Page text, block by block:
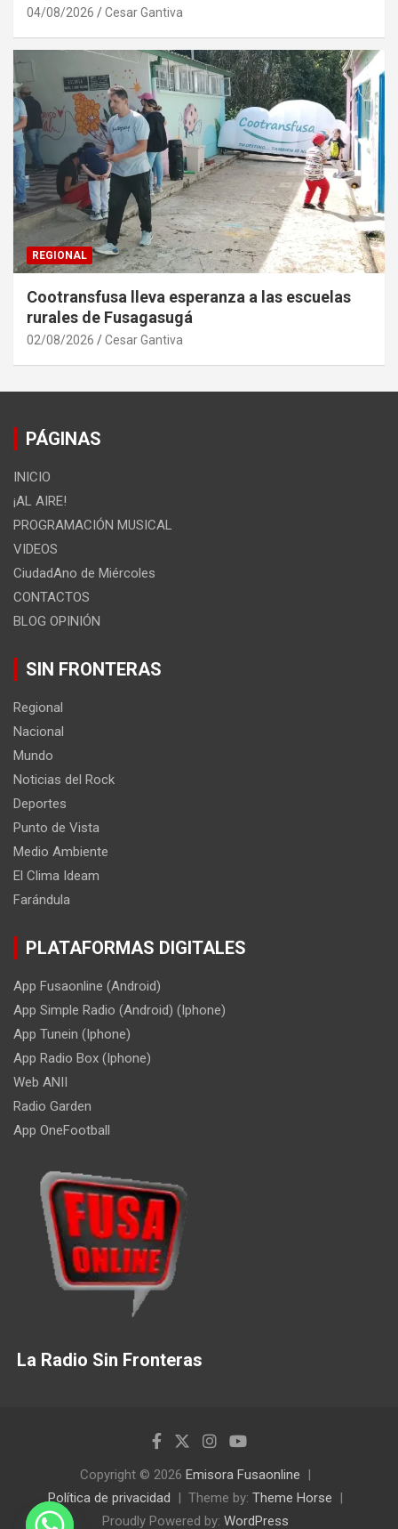
04/08/2026 Cesar Gantiva
REGIONAL
Cootransfusa lleva esperanza a las escuelas
rurales de Fusagasugá
02/08/2026 Cesar Gantiva
PÁGINAS
INICIO
¡AL AIRE!
PROGRAMACIÓN MUSICAL
VIDEOS
CiudadAno de Miércoles
CONTACTOS
BLOG OPINIÓN
SIN FRONTERAS
Regional
Nacional
Mundo
Noticias del Rock
Deportes
Punto de Vista
Medio Ambiente
El Clima Ideam
Farándula
PLATAFORMAS DIGITALES
App Fusaonline (Android)
App Simple Radio (Android) (Iphone)
App Tunein (Iphone)
App Radio Box (Iphone)
Web ANII
Radio Garden
App OneFootball
La Radio Sin Fronteras
Copyright © 2026 Emisora Fusaonline
Política de privacidad
Theme by: Theme Horse
Proudly Powered by: WordPress